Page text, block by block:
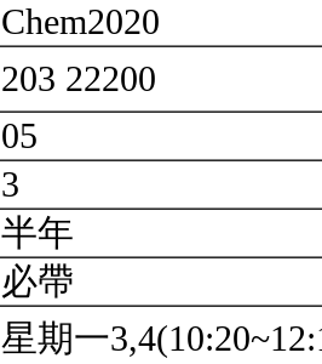
Chem2020
203 22200
05
3
半年
必帶
星期一